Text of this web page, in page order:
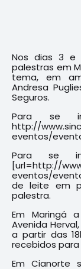
Nos dias 3 e
palestras em
tema, em
Andresa
Seguros.
Para se
http://
eventos/
Para se
[url=http://
eventos/
de leite em
palestra.
Em Maringá
Avenida
a partir das
recebidos
Em Cianorte